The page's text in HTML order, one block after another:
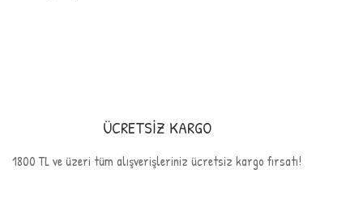
ÜCRETSİZ KARGO
1800 TL ve üzeri tüm alışverişleriniz ücretsiz kargo fırsatı!